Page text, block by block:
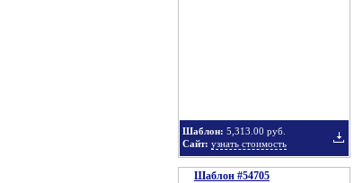
Шаблон: 5,313.00 руб.
Сайт: узнать стоимость
Шаблон #54705